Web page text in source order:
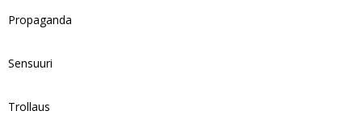
Propaganda
Sensuuri
Trollaus